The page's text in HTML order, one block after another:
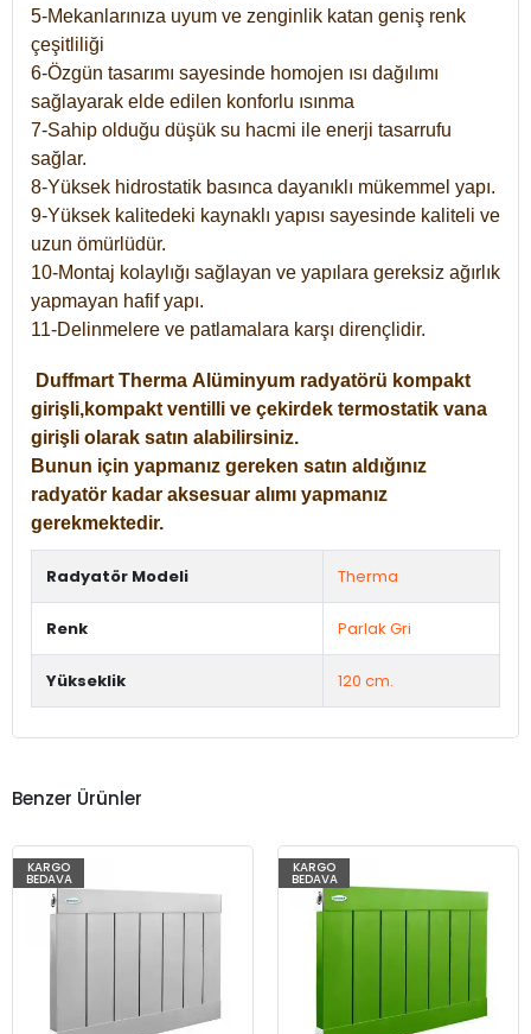
5-Mekanlarınıza uyum ve zenginlik katan geniş renk
çeşitliliği
6-Özgün tasarımı sayesinde homojen ısı dağılımı
sağlayarak elde edilen konforlu ısınma
7-Sahip olduğu düşük su hacmi ile enerji tasarrufu
sağlar.
8-Yüksek hidrostatik basınca dayanıklı mükemmel yapı.
9-Yüksek kalitedeki kaynaklı yapısı sayesinde kaliteli ve
uzun ömürlüdür.
10-Montaj kolaylığı sağlayan ve yapılara gereksiz ağırlık
yapmayan hafif yapı.
11-Delinmelere ve patlamalara karşı dirençlidir.
Duffmart Therma Alüminyum radyatörü kompakt
girişli,kompakt ventilli ve çekirdek termostatik vana
girişli olarak satın alabilirsiniz.
Bunun için yapmanız gereken satın aldığınız
radyatör kadar aksesuar alımı yapmanız
gerekmektedir.
Radyatör Modeli Therma
Renk Parlak Gri
Yükseklik 120 cm.
Benzer Ürünler
KARGO
BEDAVA
KARGO
BEDAVA